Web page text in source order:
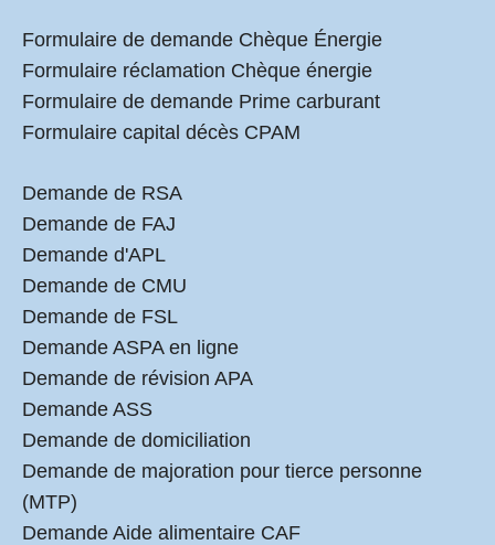
Formulaire de demande Chèque Énergie
Formulaire réclamation Chèque énergie
Formulaire de demande Prime carburant
Formulaire capital décès CPAM
Demande de RSA
Demande de FAJ
Demande d'APL
Demande de CMU
Demande de FSL
Demande ASPA en ligne
Demande de révision APA
Demande ASS
Demande de domiciliation
Demande de majoration pour tierce personne
(MTP)
Demande Aide alimentaire CAF